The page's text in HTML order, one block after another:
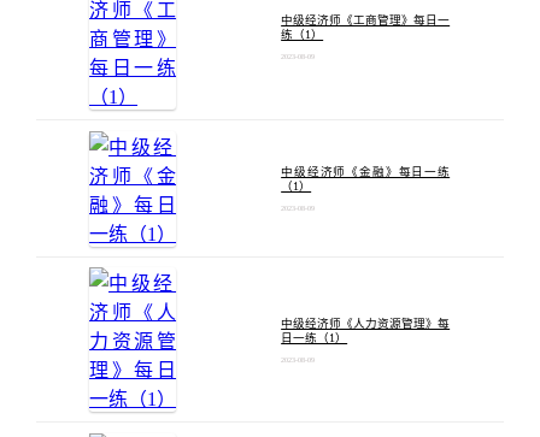
中级经济师《工商管理》每日一
练（1）
2023-08-09
中级经济师《金融》每日一练
（1）
2023-08-09
中级经济师《人力资源管理》每
日一练（1）
2023-08-09